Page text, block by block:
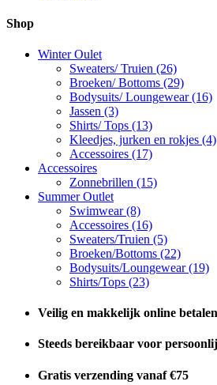
Shop
Winter Oulet
Sweaters/ Truien (26)
Broeken/ Bottoms (29)
Bodysuits/ Loungewear(16)
Jassen (3)
Shirts/ Tops (13)
Kleedjes, jurken en rokjes (4)
Accessoires (17)
Accessoires
Zonnebrillen (15)
Summer Outlet
Swimwear(8)
Accessoires (16)
Sweaters/Truien (5)
Broeken/Bottoms (22)
Bodysuits/Loungewear(19)
Shirts/Tops (23)
Veilig en makkelijk online betalen
Steeds bereikbaar voor
Gratis verzending vanaf €75